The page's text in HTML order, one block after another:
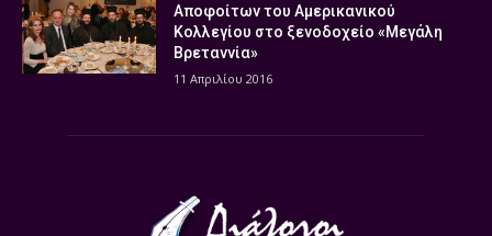
Αποφοίτων του Αμερικανικού
Κολλεγίου στο ξενοδοχείο «Μεγάλη
Βρεταννία»
11 Απριλίου 2016